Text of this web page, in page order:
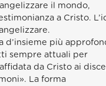
il mondo,
a Cristo.
d’insieme più
sempre attuali per
da Cristo ai
La forma